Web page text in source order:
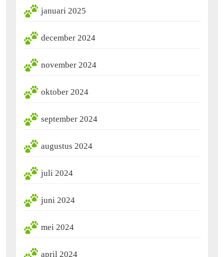
januari 2025
december 2024
november 2024
oktober 2024
september 2024
augustus 2024
juli 2024
juni 2024
mei 2024
april 2024